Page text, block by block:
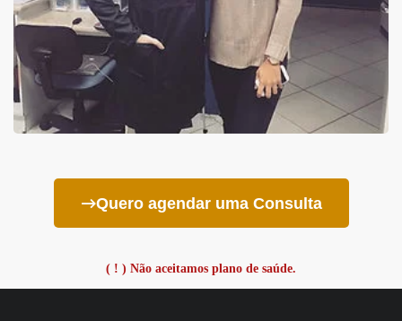
Quero agendar uma Consulta
( ! ) Não aceitamos plano de saúde.